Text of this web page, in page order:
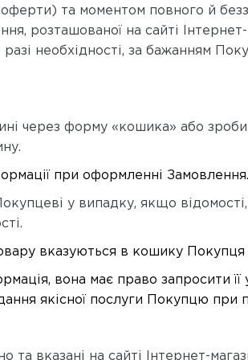
та моментом повного й
розташованої на сайті
необхідності, за бажанням
через форму «кошика» або
при оформленні Замовлення.
у випадку, якщо
вказуються в кошику Покупця
вона має право запросити її
якісної послуги Покупцю при
вказані на сайті Інтернет-